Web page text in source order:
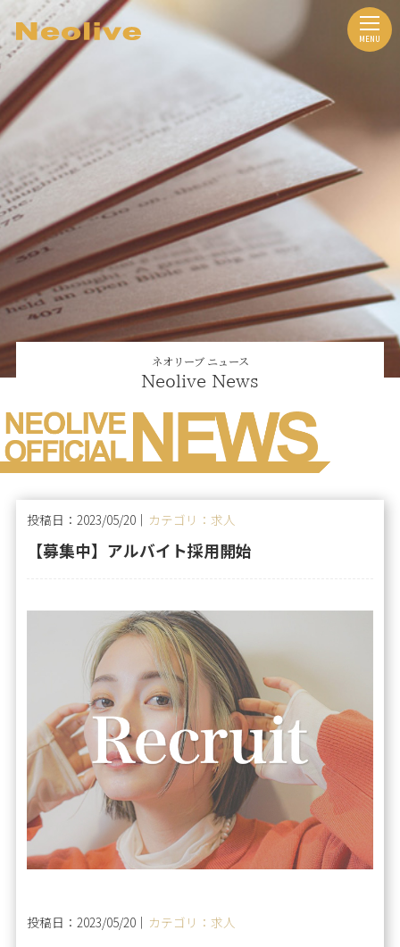
ネオリーブ ニュース
Neolive News
投稿日：2023/05/20｜ カテゴリ：求人
【募集中】アルバイト採用開始
投稿日：2023/05/20｜ カテゴリ：求人